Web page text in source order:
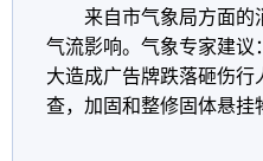
来自市气象局方面的
气流影响。气象专家建议
大造成广告牌跌落砸伤
查，加固和整修固体悬挂